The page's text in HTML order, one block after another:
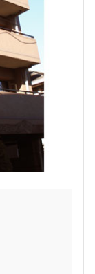
駅近 ペット可